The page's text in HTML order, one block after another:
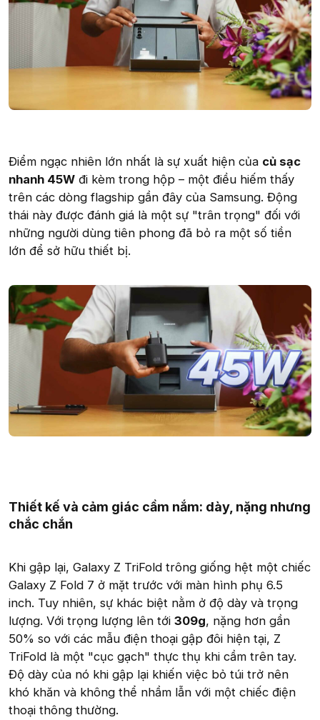
Điểm ngạc nhiên lớn nhất là sự xuất hiện của củ sạc
nhanh 45W đi kèm trong hộp – một điều hiếm thấy
trên các dòng flagship gần đây của Samsung. Động
thái này được đánh giá là một sự "trân trọng" đối với
những người dùng tiên phong đã bỏ ra một số tiền
lớn để sở hữu thiết bị.
Thiết kế và cảm giác cầm nắm: dày, nặng nhưng
chắc chắn
Khi gập lại, Galaxy Z TriFold trông giống hệt một chiếc
Galaxy Z Fold 7 ở mặt trước với màn hình phụ 6.5
inch. Tuy nhiên, sự khác biệt nằm ở độ dày và trọng
lượng. Với trọng lượng lên tới 309g, nặng hơn gần
50% so với các mẫu điện thoại gập đôi hiện tại, Z
TriFold là một "cục gạch" thực thụ khi cầm trên tay.
Độ dày của nó khi gập lại khiến việc bỏ túi trở nên
khó khăn và không thể nhầm lẫn với một chiếc điện
thoại thông thường.